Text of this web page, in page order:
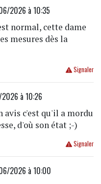
2026 à 10:35
normal, cette dame
mesures dès la
Signaler
à 10:26
avis c'est qu'il a mordu
d'où son état ;-)
Signaler
2026 à 10:00